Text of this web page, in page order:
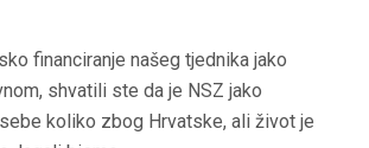
financiranje našeg tjednika jako
shvatili ste da je NSZ jako
koliko zbog Hrvatske, ali život je